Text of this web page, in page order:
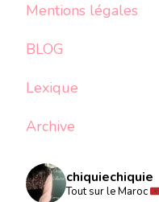
Mentions légales
BLOG
Lexique
Archive
chiquiechiquie
Tout sur le Maroc